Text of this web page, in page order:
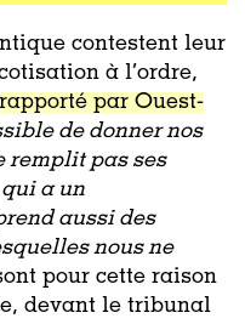
contestent leur
à l’ordre,
rapporté par Ouest-
de donner nos
remplit pas ses
a un
aussi des
nous ne
pour cette raison
devant le tribunal